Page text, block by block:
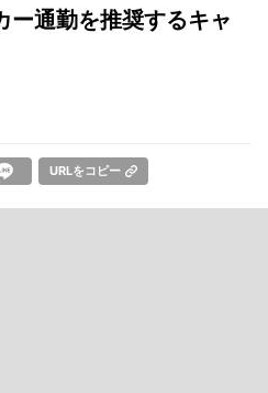
ー通勤を推奨するキャ
URLをコピー